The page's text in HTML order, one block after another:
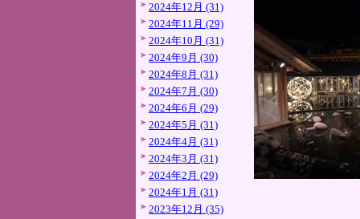
2024年12月 (31)
2024年11月 (29)
2024年10月 (31)
2024年9月 (30)
2024年8月 (31)
2024年7月 (30)
2024年6月 (29)
2024年5月 (31)
2024年4月 (31)
2024年3月 (31)
2024年2月 (29)
2024年1月 (31)
2023年12月 (35)